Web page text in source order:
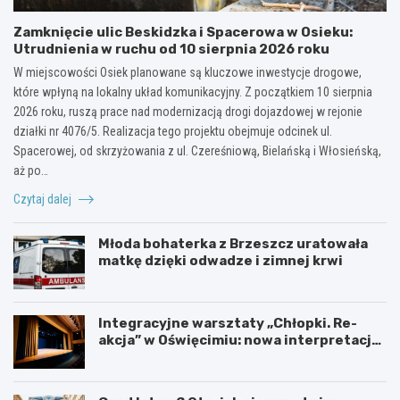
Zamknięcie ulic Beskidzka i Spacerowa w Osieku:
Utrudnienia w ruchu od 10 sierpnia 2026 roku
W miejscowości Osiek planowane są kluczowe inwestycje drogowe,
które wpłyną na lokalny układ komunikacyjny. Z początkiem 10 sierpnia
2026 roku, ruszą prace nad modernizacją drogi dojazdowej w rejonie
działki nr 4076/5. Realizacja tego projektu obejmuje odcinek ul.
Spacerowej, od skrzyżowania z ul. Czereśniową, Bielańską i Włosieńską,
aż po…
Czytaj dalej
Młoda bohaterka z Brzeszcz uratowała
matkę dzięki odwadze i zimnej krwi
Integracyjne warsztaty „Chłopki. Re-
akcja” w Oświęcimiu: nowa interpretacja